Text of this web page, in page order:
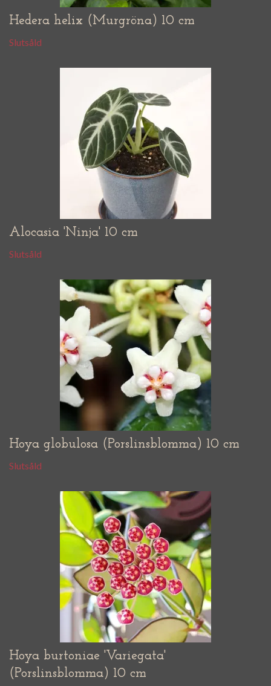
Hedera helix (Murgröna) 10 cm
Slutsåld
Alocasia 'Ninja' 10 cm
Slutsåld
Hoya globulosa (Porslinsblomma) 10 cm
Slutsåld
Hoya burtoniae 'Variegata'
(Porslinsblomma) 10 cm